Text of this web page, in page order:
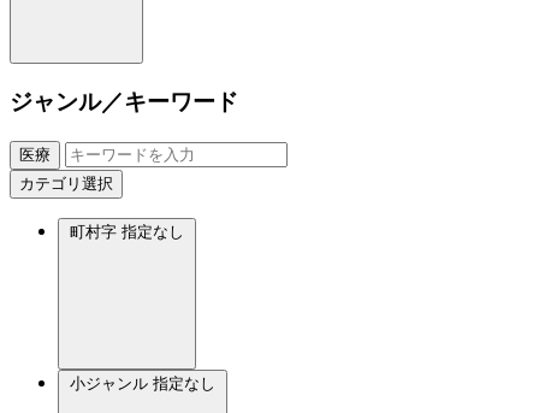
ジャンル／キーワード
医療
カテゴリ選択
町村字 指定なし
小ジャンル 指定なし